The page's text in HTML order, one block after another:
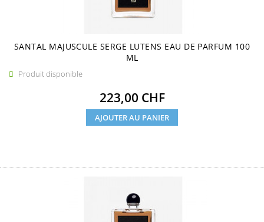
SANTAL MAJUSCULE SERGE LUTENS EAU DE PARFUM 100
ML
 Produit disponible
Prix
223,00 CHF
AJOUTER AU PANIER